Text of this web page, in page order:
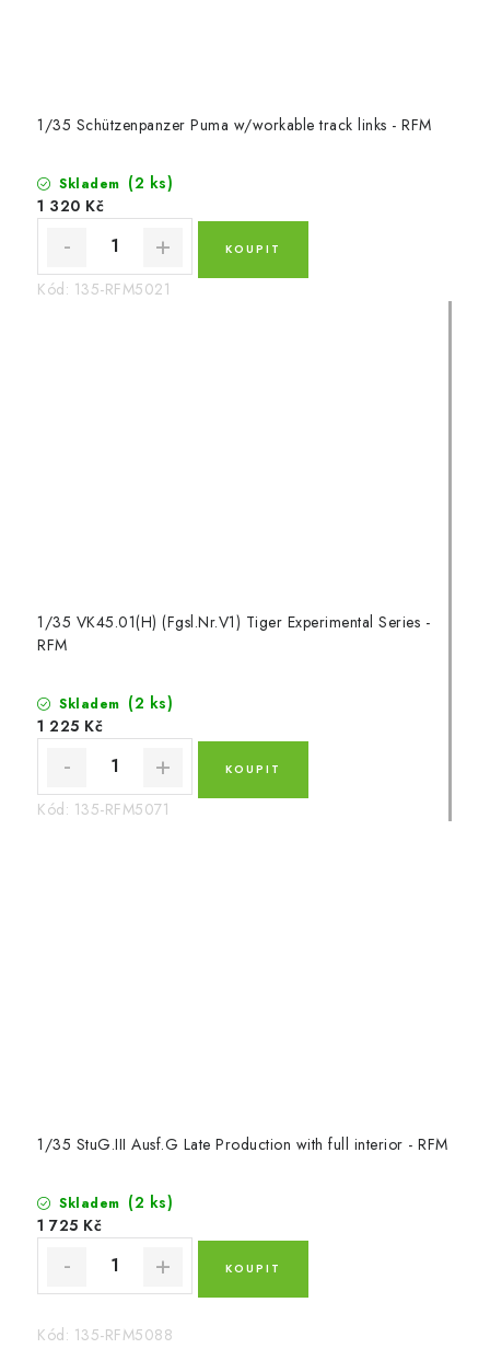
1/35 Schützenpanzer Puma w/workable track links - RFM
Skladem (2 ks)
1 320 Kč
Kód: 135-RFM5021
1/35 VK45.01(H) (Fgsl.Nr.V1) Tiger Experimental Series -
RFM
Skladem (2 ks)
1 225 Kč
Kód: 135-RFM5071
1/35 StuG.III Ausf.G Late Production with full interior - RFM
Skladem (2 ks)
1 725 Kč
Kód: 135-RFM5088